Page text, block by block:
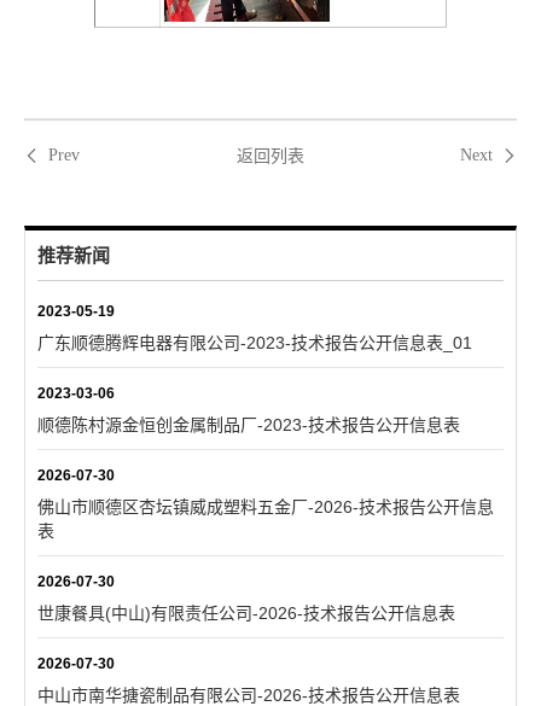
Prev 返回列表 Next
推荐新闻
2023-05-19
广东顺德腾辉电器有限公司-2023-技术报告公开信息表_01
2023-03-06
顺德陈村源金恒创金属制品厂-2023-技术报告公开信息表
2026-07-30
佛山市顺德区杏坛镇威成塑料五金厂-2026-技术报告公开信息
表
2026-07-30
世康餐具(中山)有限责任公司-2026-技术报告公开信息表
2026-07-30
中山市南华搪瓷制品有限公司-2026-技术报告公开信息表